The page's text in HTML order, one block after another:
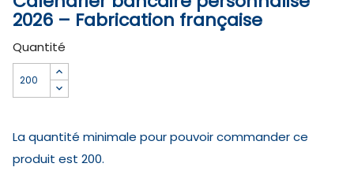
2026 – Fabrication française
Quantité
La quantité minimale pour pouvoir commander ce
produit est 200.